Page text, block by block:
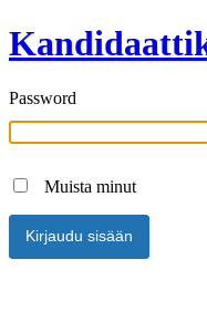
Password
Muista minut